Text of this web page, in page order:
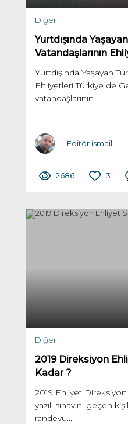
Diğer
Yurtdışında
Vatandaşlarının
Yurtdışında Yaşayan
Ehliyetleri Türkiye de
vatandaşlarının...
Editör ismail
2686 3
Diğer
2019 Direksiyon
Kadar ?
2019 Ehliyet
yazılı sınavını geçen
randevu...